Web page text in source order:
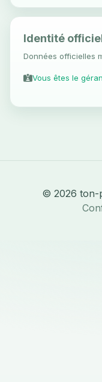
Identité
Données officielles
Vous êtes le
© 2026 ton-